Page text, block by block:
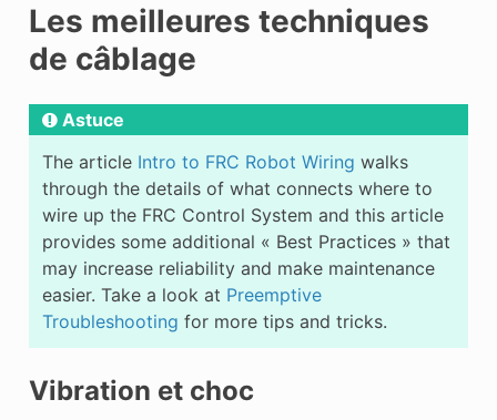
Les meilleures techniques
de câblage
Astuce
The article Intro to FRC Robot Wiring walks
through the details of what connects where to
wire up the FRC Control System and this article
provides some additional « Best Practices » that
may increase reliability and make maintenance
easier. Take a look at Preemptive
Troubleshooting for more tips and tricks.
Vibration et choc